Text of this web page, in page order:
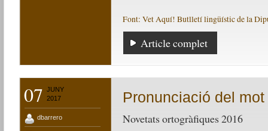
Font: Vet Aquí! Butlletí lingüístic de la
Article complet
07
JUNY
2017
dbarrero
Pronunciació del mot
Novetats ortogràfiques 2016